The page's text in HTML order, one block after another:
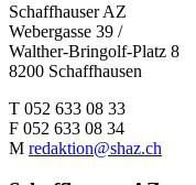
Schaffhauser AZ
Webergasse 39 /
Walther-Bringolf-Platz 8
8200 Schaffhausen
T 052 633 08 33
F 052 633 08 34
M redaktion@shaz.ch